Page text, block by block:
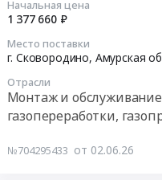
пропускных систем и
Начальная цена
1 377 660 ₽
Место поставки
г. Сковородино, Амурская
Отрасли
Монтаж и
газопереработки,
№704295433 от 02.06.26